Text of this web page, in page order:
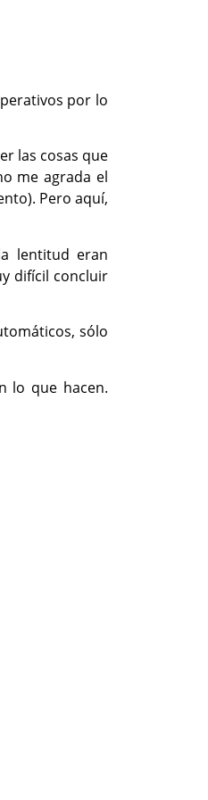
por lo
las cosas que
me agrada el
Pero aquí,
lentitud eran
difícil concluir
sólo
lo que hacen.